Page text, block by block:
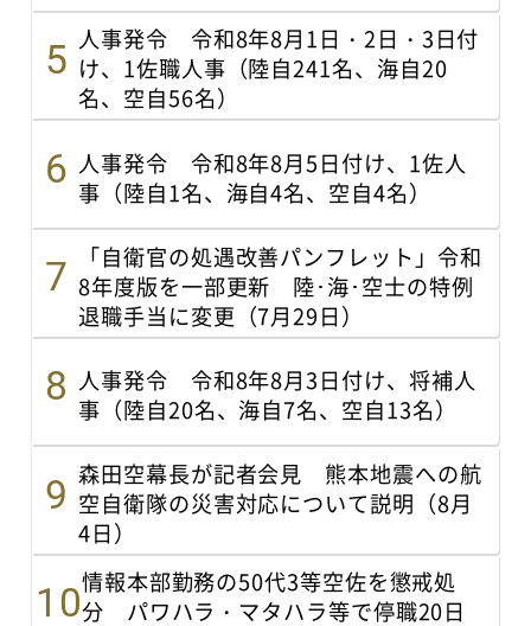
人事発令 令和8年8月1日・2日・3日付
け、1佐職人事（陸自241名、海自20
名、空自56名）
人事発令 令和8年8月5日付け、1佐人
事（陸自1名、海自4名、空自4名）
「自衛官の処遇改善パンフレット」令和
8年度版を一部更新 陸･海･空士の特例
退職手当に変更（7月29日）
人事発令 令和8年8月3日付け、将補人
事（陸自20名、海自7名、空自13名）
森田空幕長が記者会見 熊本地震への航
空自衛隊の災害対応について説明（8月
4日）
情報本部勤務の50代3等空佐を懲戒処
分 パワハラ・マタハラ等で停職20日